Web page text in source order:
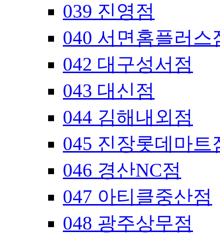
039 진영점
040 서면홈플러스
042 대구성서점
043 대신점
044 김해내외점
045 진장롯데마트
046 경산NC점
047 아티클중산점
048 광주상무점